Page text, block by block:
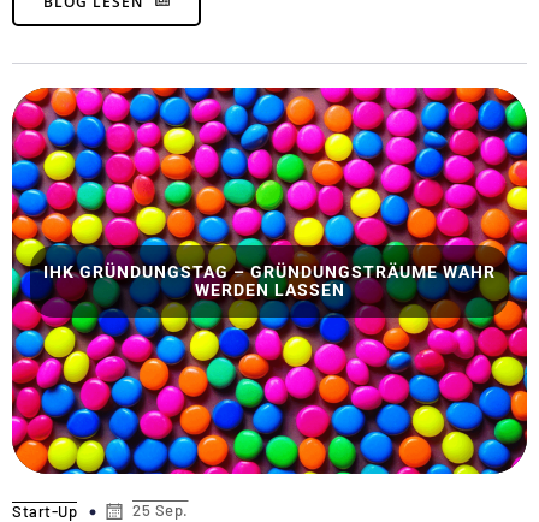
IHK GRÜNDUNGSTAG – GRÜNDUNGSTRÄUME WAHR
WERDEN LASSEN
Start-Up 25 Sep.